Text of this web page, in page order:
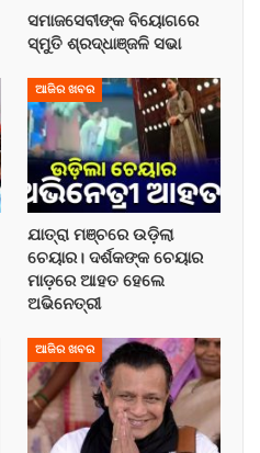
ସମାଜସେବୀଙ୍କ ବିୟୋଗରେ
ସ୍ମୁତି ଶ୍ରଦ୍ଧାଞ୍ଜଳି ସଭା
ଆଜିର ଖବର
ଯାତ୍ରା ମଞ୍ଚରେ ଉଡ଼ିଲା
ଚେୟାର। ଦର୍ଶକଙ୍କ ଚେୟାର
ମାଡ଼ରେ ଆହତ ହେଲେ
ଅଭିନେତ୍ରୀ
ଆଜିର ଖବର